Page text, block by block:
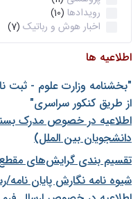
رویدادها (10)
اخبار هوش و رباتیک (7)
اطلاعیه ها
"بخشنامه وزارت علوم - ثبت
از طريق كنكور سراسری"
اطلاعیه در خصوص مدرک
دانشجویان بین الملل)
تقسیم بندی گرایش‌های
شيوه نامه نگارش پايان نامه/